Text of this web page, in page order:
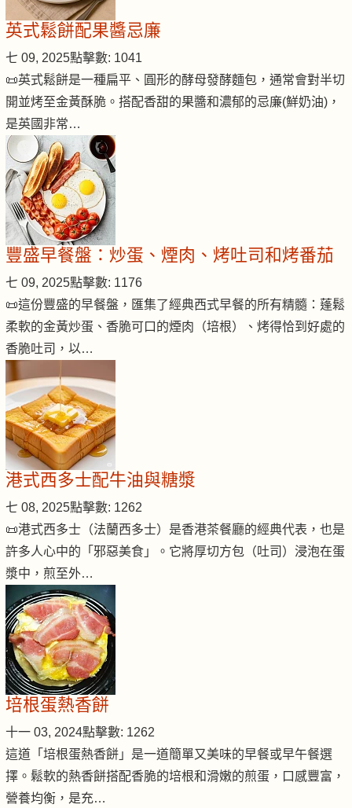
英式鬆餅配果醬忌廉
七 09, 2025點擊數: 1041
📜英式鬆餅是一種扁平、圓形的酵母發酵麵包，通常會對半切
開並烤至金黃酥脆。搭配香甜的果醬和濃郁的忌廉(鮮奶油)，
是英國非常…
豐盛早餐盤：炒蛋、煙肉、烤吐司和烤番茄
七 09, 2025點擊數: 1176
📜這份豐盛的早餐盤，匯集了經典西式早餐的所有精髓：蓬鬆
柔軟的金黃炒蛋、香脆可口的煙肉（培根）、烤得恰到好處的
香脆吐司，以…
港式西多士配牛油與糖漿
七 08, 2025點擊數: 1262
📜港式西多士（法蘭西多士）是香港茶餐廳的經典代表，也是
許多人心中的「邪惡美食」。它將厚切方包（吐司）浸泡在蛋
漿中，煎至外…
培根蛋熱香餅
十一 03, 2024點擊數: 1262
這道「培根蛋熱香餅」是一道簡單又美味的早餐或早午餐選
擇。鬆軟的熱香餅搭配香脆的培根和滑嫩的煎蛋，口感豐富，
營養均衡，是充…